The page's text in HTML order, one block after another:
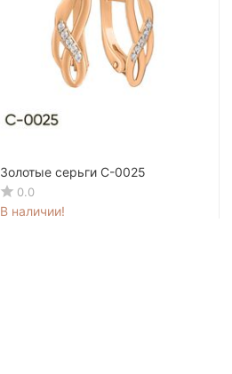
Золотые серьги C-0025
0.0
В наличии!